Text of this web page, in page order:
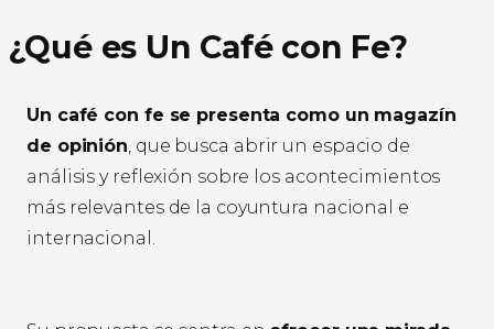
¿Qué es Un Café con Fe?
Un café con fe se presenta como un magazín
de opinión, que busca abrir un espacio de
análisis y reflexión sobre los acontecimientos
más relevantes de la coyuntura nacional e
internacional.